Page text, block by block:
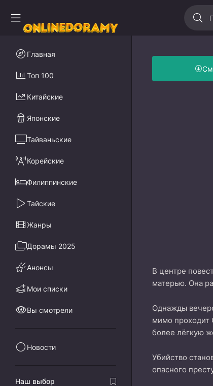
В центре
матерью. Она
Однажды
мимо проходит
более лёгкую
Убийство
опасного
Главная
Топ 100
Китайские
Японские
Тайваньские
Корейские
Филиппинские
Тайские
Жанры
Дорамы 2025
Анонсы
Мои списки
Вы смотрели
Новости
Наш выбор